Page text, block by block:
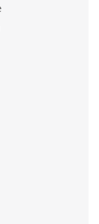
(430 - 0.8)